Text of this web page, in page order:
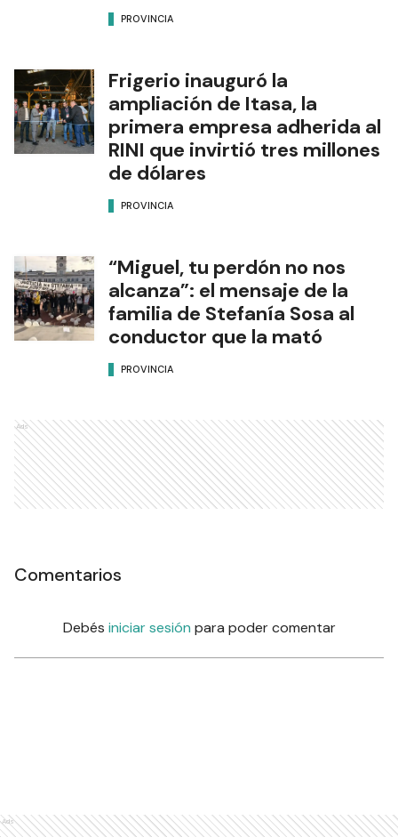
PROVINCIA
Frigerio inauguró la
ampliación de Itasa, la
primera empresa adherida al
RINI que invirtió tres millones
de dólares
PROVINCIA
“Miguel, tu perdón no nos
alcanza”: el mensaje de la
familia de Stefanía Sosa al
conductor que la mató
PROVINCIA
Ads
Comentarios
Debés iniciar sesión para poder comentar
Ads